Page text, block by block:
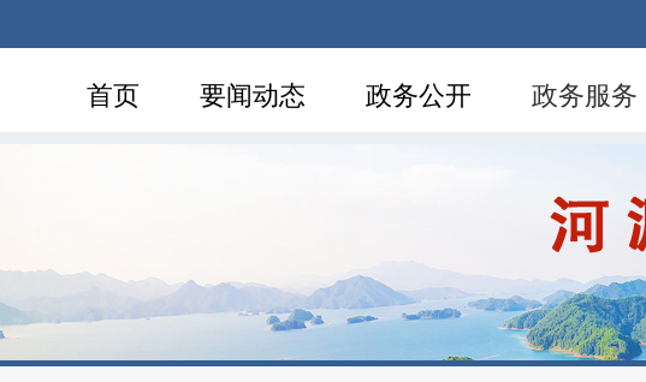
首页 要闻动态 政务公开 政务服务